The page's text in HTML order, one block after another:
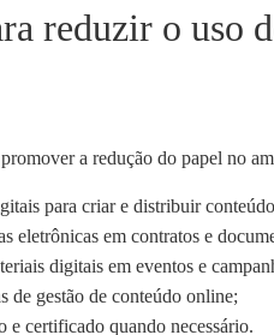
reduzir o uso
a redução do papel no
para criar e distribuir
eletrônicas em contratos e
digitais em eventos e
de gestão de conteúdo online;
e certificado quando necessário.